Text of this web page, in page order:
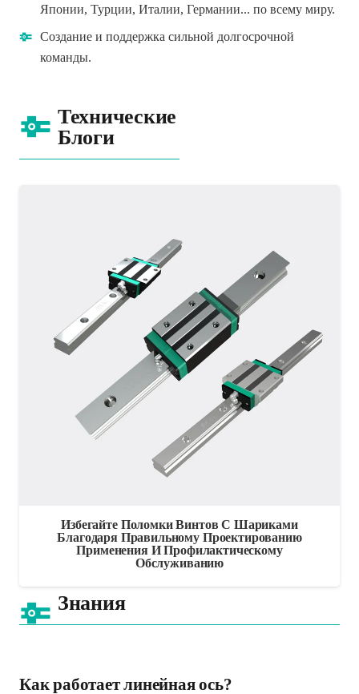
Японии, Турции, Италии, Германии... по всему миру.
Создание и поддержка сильной долгосрочной
команды.
Технические
Блоги
Избегайте Поломки Винтов С Шариками
Благодаря Правильному Проектированию
Применения И Профилактическому
Обслуживанию
Знания
Как работает линейная ось?